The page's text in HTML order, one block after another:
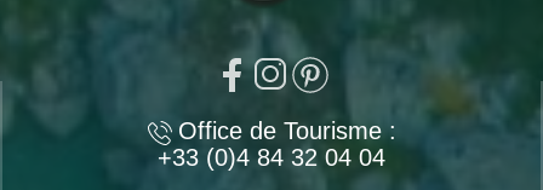
Office de Tourisme :
+33 (0)4 84 32 04 04